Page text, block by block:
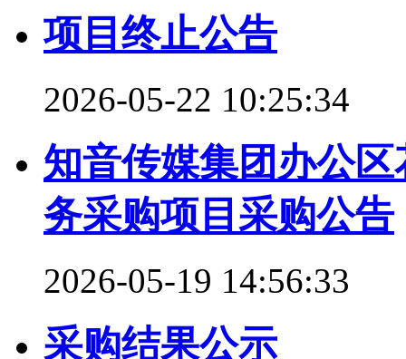
项目终止公告
2026-05-22 10:25:34
知音传媒集团办公
务采购项目采购公告
2026-05-19 14:56:33
采购结果公示